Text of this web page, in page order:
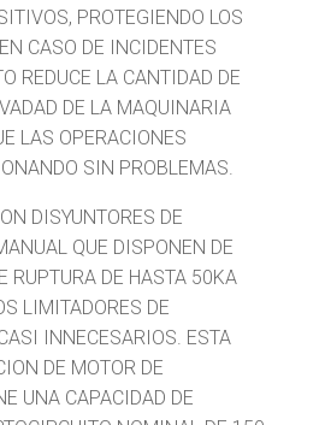
PROTEGIENDO LOS
CASO DE INCIDENTES
REDUCE LA CANTIDAD DE
DE LA MAQUINARIA
LAS OPERACIONES
SIN PROBLEMAS.
DISYUNTORES DE
QUE DISPONEN DE
RUPTURA DE HASTA 50KA
LIMITADORES DE
INNECESARIOS. ESTA
DE MOTOR DE
UNA CAPACIDAD DE